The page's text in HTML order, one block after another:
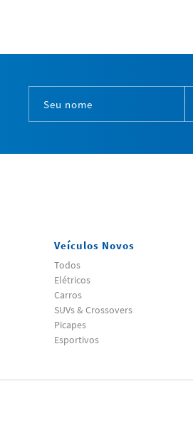
Veículos Novos
Todos
Elétricos
Carros
SUVs & Crossovers
Picapes
Esportivos